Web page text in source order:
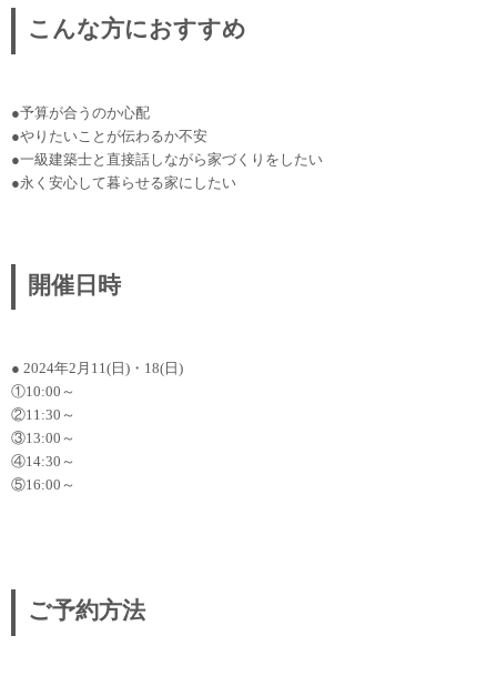
こんな方におすすめ
●予算が合うのか心配
●やりたいことが伝わるか不安
●一級建築士と直接話しながら家づくりをしたい
●永く安心して暮らせる家にしたい
開催日時
● 2024年2月11(日)・18(日)
①10:00～
②11:30～
③13:00～
④14:30～
⑤16:00～
ご予約方法